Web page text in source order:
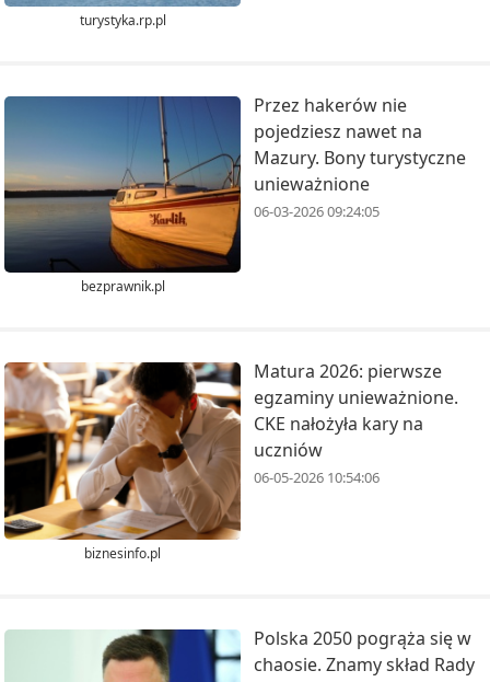
turystyka.rp.pl
bezprawnik.pl
Przez hakerów nie
pojedziesz nawet na
Mazury. Bony turystyczne
unieważnione
06-03-2026 09:24:05
biznesinfo.pl
Matura 2026: pierwsze
egzaminy unieważnione.
CKE nałożyła kary na
uczniów
06-05-2026 10:54:06
Polska 2050 pogrąża się w
chaosie. Znamy skład Rady